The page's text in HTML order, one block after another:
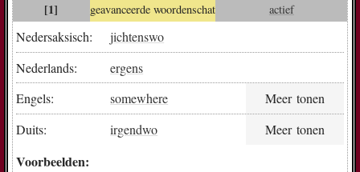
[1] geavanceerde woordenschat actief
Nedersaksisch:
jichtenswo
Nederlands:
ergens
Engels:
somewhere
Meer tonen
Duits:
irgendwo Meer tonen
Voorbeelden: